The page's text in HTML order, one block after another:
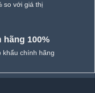
so với giá thị
hãng 100%
khẩu chính hãng